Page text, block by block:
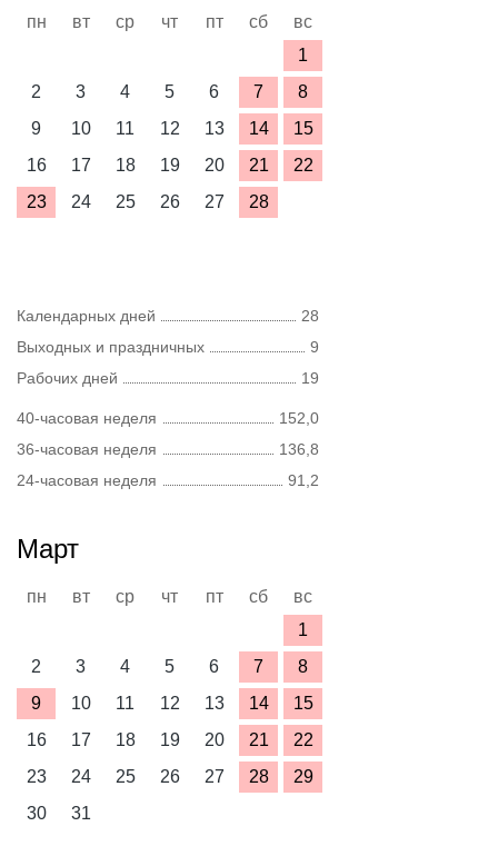
пн вт ср чт пт сб
вс
1
2
3 4 5 6 7
8
9
10 11 12 13 14
15
16
17 18 19 20 21
22
23
24 25 26 27 28
Календарных дней
28
Выходных и праздничных
9
Рабочих дней
19
40-часовая неделя
152,0
36-часовая неделя
136,8
24-часовая неделя
91,2
Март
пн вт ср чт пт сб
вс
1
2
3 4 5 6 7
8
9
10 11 12 13 14
15
16
17 18 19 20 21
22
23
24 25 26 27 28
29
30
31